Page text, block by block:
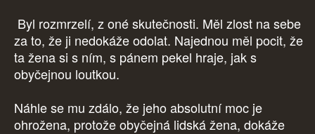
Byl rozmrzelí, z oné skutečnosti. Měl zlost na sebe
za to, že ji nedokáže odolat. Najednou měl pocit, že
ta žena si s ním, s pánem pekel hraje, jak s
obyčejnou loutkou.
Náhle se mu zdálo, že jeho absolutní moc je
ohrožena, protože obyčejná lidská žena, dokáže